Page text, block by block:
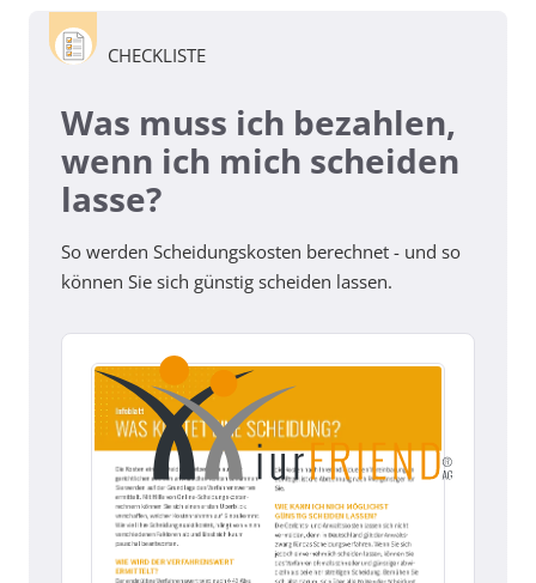
CHECKLISTE
Was muss ich bezahlen,
wenn ich mich scheiden
lasse?
So werden Scheidungskosten berechnet - und so
können Sie sich günstig scheiden lassen.